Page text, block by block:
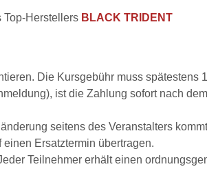
Top-Herstellers BLACK TRIDENT
Die Kursgebühr muss spätestens
ist die Zahlung sofort nach
seitens des Veranstalters
Ersatztermin übertragen.
Teilnehmer erhält einen